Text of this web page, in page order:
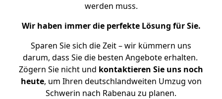
werden muss.
Wir haben immer die perfekte Lösung für Sie.
Sparen Sie sich die Zeit – wir kümmern uns
darum, dass Sie die besten Angebote erhalten.
Zögern Sie nicht und kontaktieren Sie uns noch
heute, um Ihren deutschlandweiten Umzug von
Schwerin nach Rabenau zu planen.